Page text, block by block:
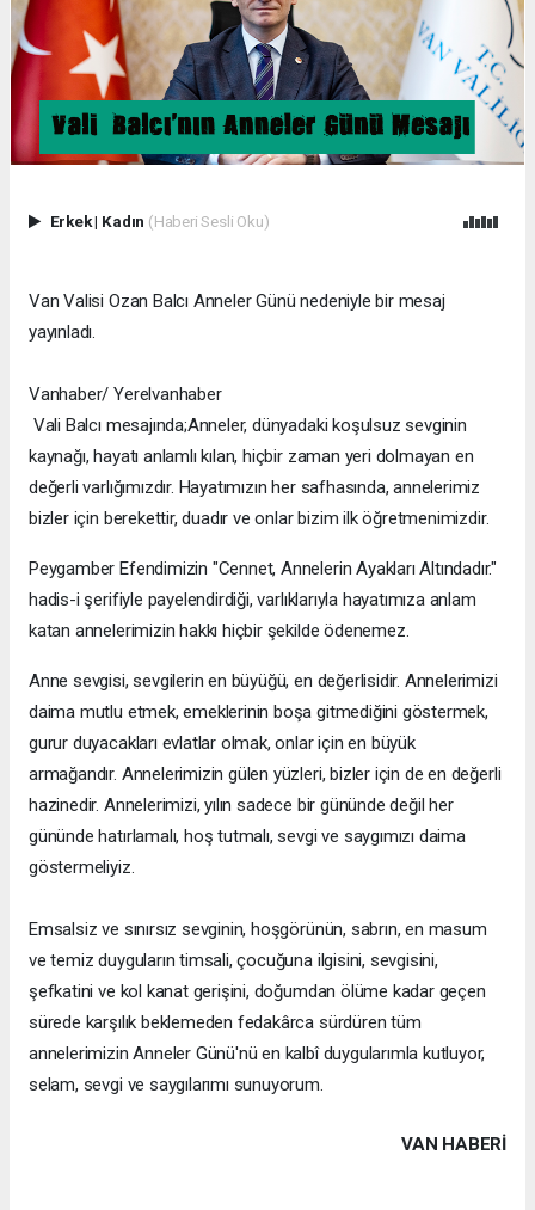
Erkek| Kadın (Haberi Sesli Oku)
Van Valisi Ozan Balcı Anneler Günü nedeniyle bir mesaj
yayınladı.
Vanhaber/ Yerelvanhaber
Vali Balcı mesajında;Anneler, dünyadaki koşulsuz sevginin
kaynağı, hayatı anlamlı kılan, hiçbir zaman yeri dolmayan en
değerli varlığımızdır. Hayatımızın her safhasında, annelerimiz
bizler için berekettir, duadır ve onlar bizim ilk öğretmenimizdir.
Peygamber Efendimizin "Cennet, Annelerin Ayakları Altındadır."
hadis-i şerifiyle payelendirdiği, varlıklarıyla hayatımıza anlam
katan annelerimizin hakkı hiçbir şekilde ödenemez.
Anne sevgisi, sevgilerin en büyüğü, en değerlisidir. Annelerimizi
daima mutlu etmek, emeklerinin boşa gitmediğini göstermek,
gurur duyacakları evlatlar olmak, onlar için en büyük
armağandır. Annelerimizin gülen yüzleri, bizler için de en değerli
hazinedir. Annelerimizi, yılın sadece bir gününde değil her
gününde hatırlamalı, hoş tutmalı, sevgi ve saygımızı daima
göstermeliyiz.
Emsalsiz ve sınırsız sevginin, hoşgörünün, sabrın, en masum
ve temiz duyguların timsali, çocuğuna ilgisini, sevgisini,
şefkatini ve kol kanat gerişini, doğumdan ölüme kadar geçen
sürede karşılık beklemeden fedakârca sürdüren tüm
annelerimizin Anneler Günü'nü en kalbî duygularımla kutluyor,
selam, sevgi ve saygılarımı sunuyorum.
VAN HABERİ